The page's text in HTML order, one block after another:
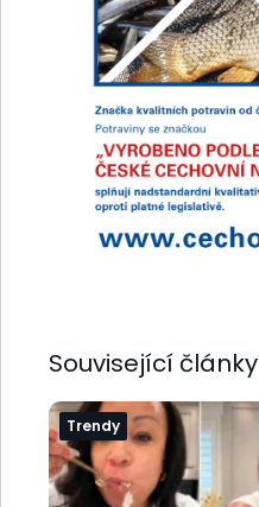
Související články
Trendy